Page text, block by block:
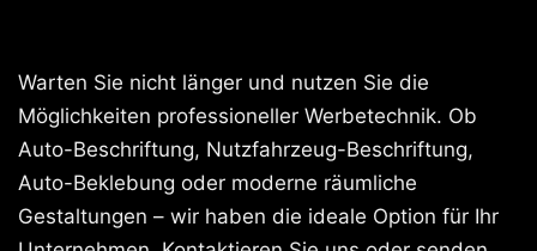
Warten Sie nicht länger und nutzen Sie die
Möglichkeiten professioneller Werbetechnik. Ob
Auto-Beschriftung, Nutzfahrzeug-Beschriftung,
Auto-Beklebung oder moderne räumliche
Gestaltungen – wir haben die ideale Option für Ihr